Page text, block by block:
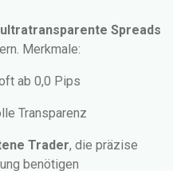
ultratransparente Spreads
Merkmale:
ab 0,0 Pips
Transparenz
Trader, die präzise
benötigen